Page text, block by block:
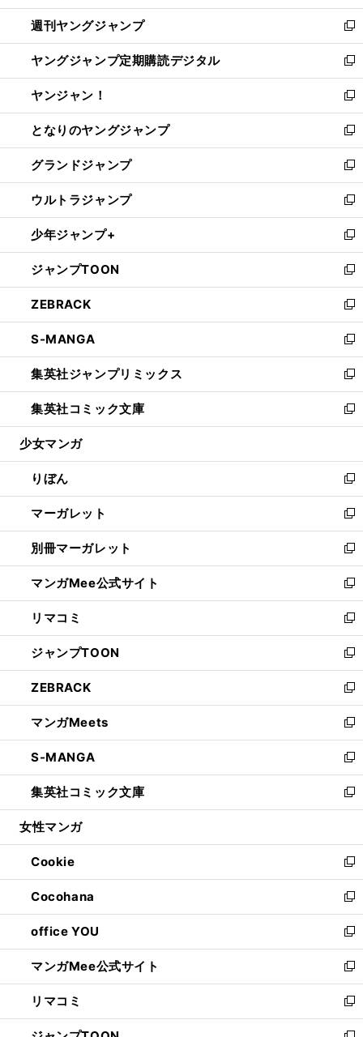
開
く
ウ
で
開
く
ン
ド
ウ
で
開
く
ウ
ィ
ン
ド
ウ
で
開
く
週刊ヤングジャンプ
新
し
い
ウ
ィ
ン
ド
ウ
で
開
く
ヤングジャンプ定期購読デジタル
新
し
い
ウ
ィ
ン
ド
ウ
で
開
く
ヤンジャン！
新
し
い
ウ
ィ
ン
ド
ウ
で
開
く
となりのヤングジャンプ
新
し
い
ウ
ィ
ン
ド
ウ
で
開
く
グランドジャンプ
新
し
い
ウ
ィ
ン
ド
ウ
で
開
く
ウルトラジャンプ
新
し
い
ウ
ィ
ン
ド
ウ
で
開
く
少年ジャンプ+
新
し
い
ウ
ィ
ン
ド
ウ
で
開
く
ジャンプTOON
新
し
い
ウ
ィ
ン
ド
ウ
で
開
ZEBRACK
新
し
い
ウ
ィ
ン
ド
ウ
開
く
S-MANGA
新
し
い
ウ
ィ
ン
ウ
で
開
く
集英社ジャンプリミックス
新
し
い
ウ
ン
ド
ウ
で
開
く
集英社コミック文庫
新
し
ウ
ィ
ン
ド
ウ
で
開
く
少女マンガ
りぼん
新
し
い
ウ
ィ
ン
ド
ウ
で
開
く
マーガレット
新
し
い
ウ
ィ
ン
ド
ウ
で
開
く
別冊マーガレット
新
し
い
ウ
ィ
ン
ド
ウ
で
開
く
マンガMee公式サイト
新
し
い
ウ
ィ
ン
ド
ウ
で
開
く
リマコミ
新
し
い
ウ
ィ
ン
ド
ウ
で
開
く
ジャンプTOON
新
し
い
ウ
ィ
ン
ド
ウ
で
開
ZEBRACK
新
し
い
ウ
ィ
ン
ド
ウ
開
く
マンガMeets
新
し
い
ウ
ィ
ン
ウ
で
開
く
S-MANGA
新
し
い
ウ
ン
ド
ウ
で
開
く
集英社コミック文庫
新
し
ウ
ィ
ン
ド
ウ
で
開
く
女性マンガ
Cookie
新
し
い
ウ
ィ
ン
ド
ウ
で
開
Cocohana
新
し
い
ウ
ィ
ン
ド
ウ
office YOU
新
し
い
ウ
ィ
ン
マンガMee公式サイト
新
し
い
ウ
リマコミ
新
し